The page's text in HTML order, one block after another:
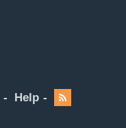
Help